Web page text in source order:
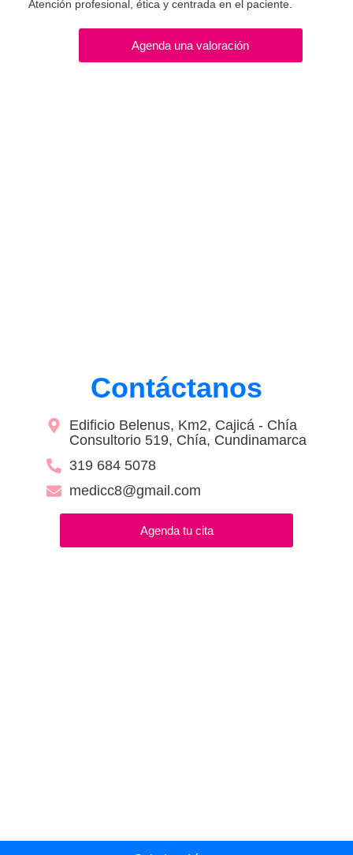
Atención profesional, ética y centrada en el paciente.
Agenda una valoración
Contáctanos
Edificio Belenus, Km2, Cajicá - Chía
Consultorio 519, Chía, Cundinamarca
319 684 5078
medicc8@gmail.com
Agenda tu cita